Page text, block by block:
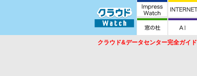
クラウド&データセンター完全ガイド